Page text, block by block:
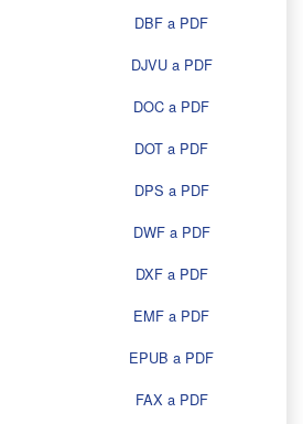
DBF a PDF
DJVU a PDF
DOC a PDF
DOT a PDF
DPS a PDF
DWF a PDF
DXF a PDF
EMF a PDF
EPUB a PDF
FAX a PDF